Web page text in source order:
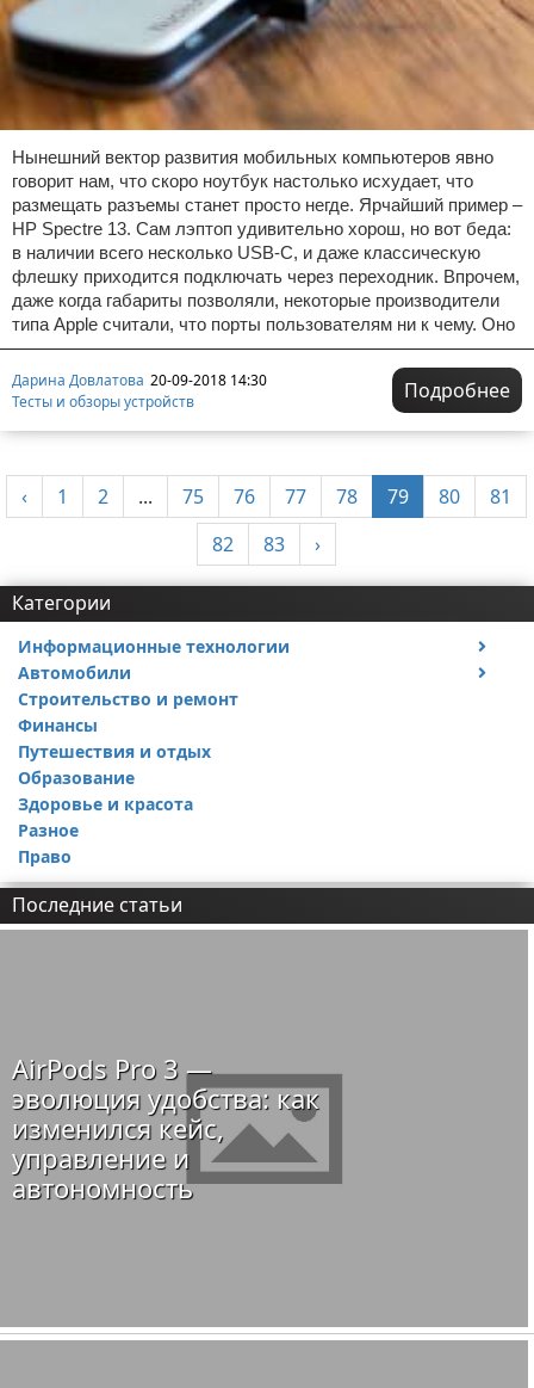
Нынешний вектор развития мобильных компьютеров явно
говорит нам, что скоро ноутбук настолько исхудает, что
размещать разъемы станет просто негде. Ярчайший пример –
HP Spectre 13. Сам лэптоп удивительно хорош, но вот беда:
в наличии всего несколько USB-C, и даже классическую
флешку приходится подключать через переходник. Впрочем,
даже когда габариты позволяли, некоторые производители
типа Apple считали, что порты пользователям ни к чему. Оно
Дарина Довлатова 20-09-2018 14:30
Тесты и обзоры устройств
Подробнее
‹ 1 2 ... 75 76 77 78 79 80
81
82
83 ›
Категории
Информационные технологии
Тесты и обзоры устройств
Автомобили
Ремонт авто
Строительство и ремонт
Финансы
Путешествия и отдых
Образование
Здоровье и красота
Разное
Право
Последние статьи
AirPods Pro 3 —
эволюция удобства: как
изменился кейс,
управление и
автономность